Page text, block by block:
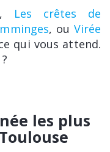
, Les crêtes de
, ou Virée
qui vous attend.
les plus